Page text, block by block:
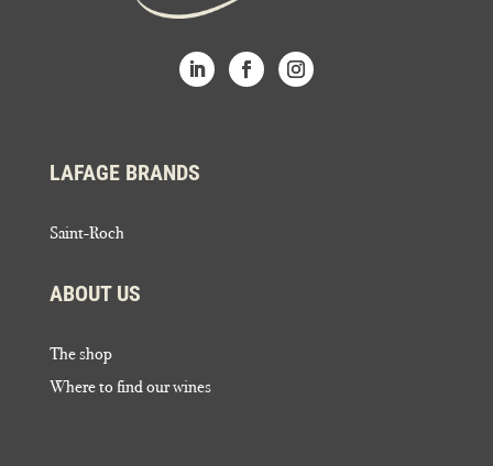
LAFAGE BRANDS
Saint-Roch
ABOUT US
The shop
Where to find our wines